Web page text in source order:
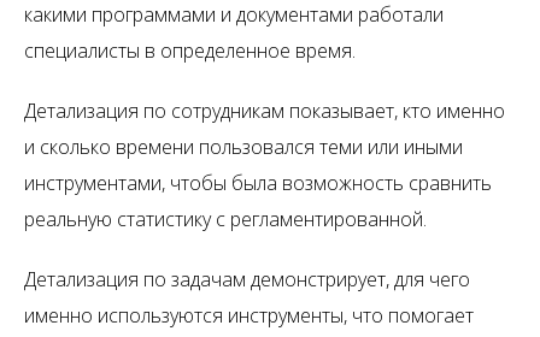
какими программами и документами работали
специалисты в определенное время.
Детализация по сотрудникам показывает, кто именно
и сколько времени пользовался теми или иными
инструментами, чтобы была возможность сравнить
реальную статистику с регламентированной.
Детализация по задачам демонстрирует, для чего
именно используются инструменты, что помогает